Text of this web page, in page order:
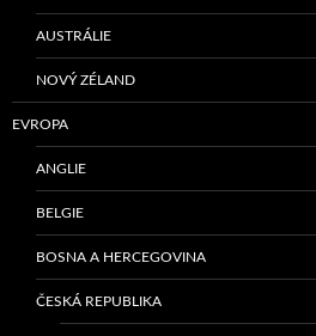
AUSTRÁLIE
NOVÝ ZÉLAND
EVROPA
ANGLIE
BELGIE
BOSNA A HERCEGOVINA
ČESKÁ REPUBLIKA